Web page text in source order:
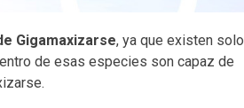
Gigamaxizarse, ya que existen solo
de esas especies son capaz de